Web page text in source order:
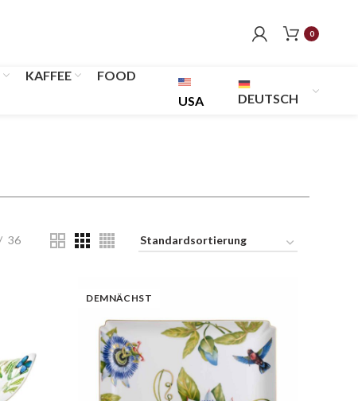
0
KAFFEE FOOD
USA DEUTSCH
36
DEMNÄCHST